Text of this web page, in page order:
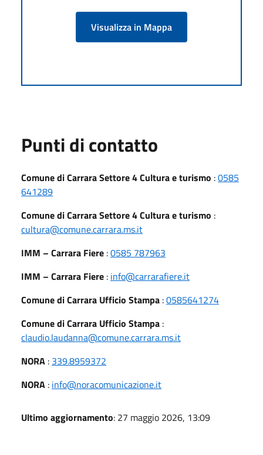
Visualizza in Mappa
Punti di contatto
Comune di Carrara Settore 4 Cultura e turismo :0585
641289
Comune di Carrara Settore 4 Cultura e turismo :
cultura@comune.carrara.ms.it
IMM – Carrara Fiere :0585 787963
IMM – Carrara Fiere : info@carrarafiere.it
Comune di Carrara Ufficio Stampa :0585641274
Comune di Carrara Ufficio Stampa :
claudio.laudanna@comune.carrara.ms.it
NORA : 339.8959372
NORA : info@noracomunicazione.it
Ultimo aggiornamento: 27 maggio 2026, 13:09